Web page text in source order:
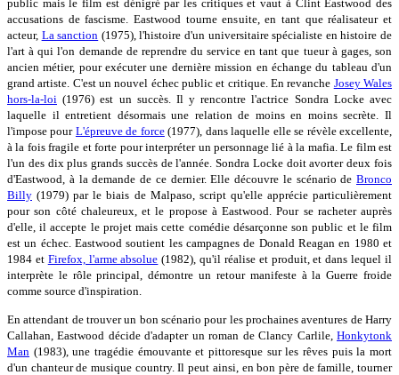
public mais le film est dénigré par les critiques et vaut à Clint Eastwood des
accusations de fascisme. Eastwood tourne ensuite, en tant que réalisateur et
acteur, La sanction (1975), l'histoire d'un universitaire spécialiste en histoire de
l'art à qui l'on demande de reprendre du service en tant que tueur à gages, son
ancien métier, pour exécuter une dernière mission en échange du tableau d'un
grand artiste. C'est un nouvel échec public et critique. En revanche Josey Wales
hors-la-loi (1976) est un succès. Il y rencontre l'actrice Sondra Locke avec
laquelle il entretient désormais une relation de moins en moins secrète. Il
l'impose pour L'épreuve de force(1977), dans laquelle elle se révèle excellente,
à la fois fragile et forte pour interpréter un personnage lié à la mafia. Le film est
l'un des dix plus grands succès de l'année. Sondra Locke doit avorter deux fois
d'Eastwood, à la demande de ce dernier. Elle découvre le scénario de Bronco
Billy (1979) par le biais de Malpaso, script qu'elle apprécie particulièrement
pour son côté chaleureux, et le propose à Eastwood. Pour se racheter auprès
d'elle, il accepte le projet mais cette comédie désarçonne son public et le film
est un échec. Eastwood soutient les campagnes de Donald Reagan en 1980 et
1984 et Firefox, l'arme absolue (1982), qu'il réalise et produit, et dans lequel il
interprète le rôle principal, démontre un retour manifeste à la Guerre froide
comme source d'inspiration.
En attendant de trouver un bon scénario pour les prochaines aventures de Harry
Callahan, Eastwood décide d'adapter un roman de Clancy Carlile, Honkytonk
Man (1983), une tragédie émouvante et pittoresque sur les rêves puis la mort
d'un chanteur de musique country. Il peut ainsi, en bon père de famille, tourner